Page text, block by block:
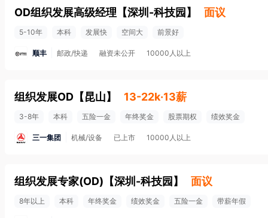
OD组织发展高级经理 【深圳-科技园 】 面议
5-10年 本科 发展快 空间大 前景好
顺丰 邮政/快递 融资未公开 10000人以上
组织发展OD 【昆山】 13-22k·13薪
3-8年 本科 五险一金 年终奖金 股票期权 绩效奖金
三一集团 机械/设备 已上市 10000人以上
组织发展专家(OD) 【深圳-科技园 】 面议
8年以上 本科 年终奖金 绩效奖金 五险一金 带薪年假